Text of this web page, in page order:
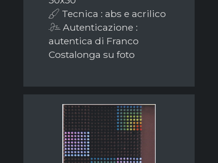
Tecnica : abs e acrilico
Autenticazione :
autentica di Franco
Costalonga su foto